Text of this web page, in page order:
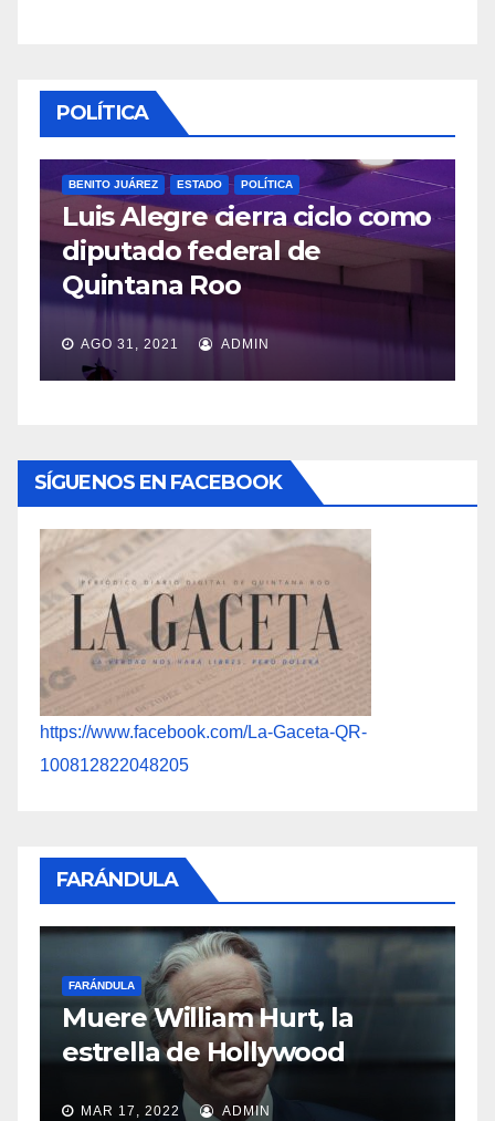
POLÍTICA
BENITO JUÁREZ ESTADO POLÍTICA
Luis Alegre cierra ciclo como
diputado federal de
Quintana Roo
AGO 31, 2021 ADMIN
SÍGUENOS EN FACEBOOK
https://www.facebook.com/La-Gaceta-QR-
100812822048205
FARÁNDULA
FARÁNDULA
Muere William Hurt, la
estrella de Hollywood
MAR 17, 2022 ADMIN